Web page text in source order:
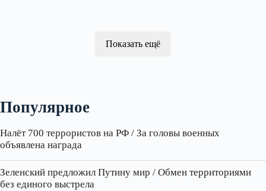
Показать ещё
Популярное
Налёт 700 террористов на РФ / За головы военных
объявлена награда
Зеленский предложил Путину мир / Обмен территориями
без единого выстрела